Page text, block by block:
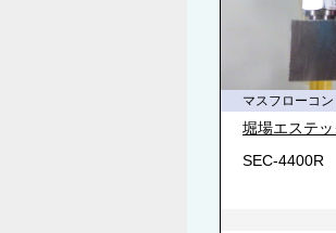
マスフローコン
堀場エステ
SEC-4400R